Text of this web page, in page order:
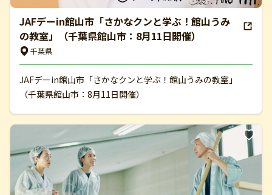
JAFデーin館山市「さかなクンと学ぶ！館山うみ
の教室」（千葉県館山市：8月11日開催）
千葉県
JAFデーin館山市「さかなクンと学ぶ！館山うみの教室」
（千葉県館山市：8月11日開催）